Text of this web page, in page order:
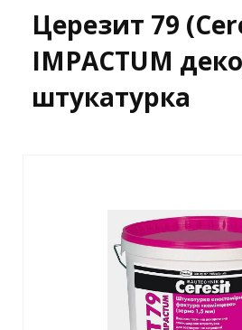
Церезит 79
IMPACTUM
штукатурка